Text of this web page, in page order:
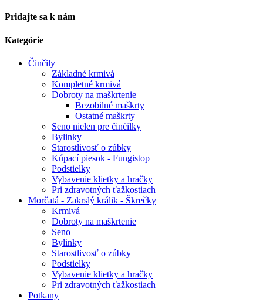
Pridajte sa k nám
Kategórie
Činčily
Základné krmivá
Kompletné krmivá
Dobroty na maškrtenie
Bezobilné maškrty
Ostatné maškrty
Seno nielen pre činčilky
Bylinky
Starostlivosť o zúbky
Kúpací piesok - Fungistop
Podstielky
Vybavenie klietky a hračky
Pri zdravotných ťažkostiach
Morčatá - Zakrslý králik - Škrečky
Krmivá
Dobroty na maškrtenie
Seno
Bylinky
Starostlivosť o zúbky
Podstielky
Vybavenie klietky a hračky
Pri zdravotných ťažkostiach
Potkany